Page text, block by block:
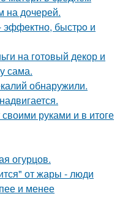
на дочерей.
эффeктно, быстpo и
на готовый декор и
сама.
обнаружили.
руками и в итоге
огурцов.
от жары - люди
и менее